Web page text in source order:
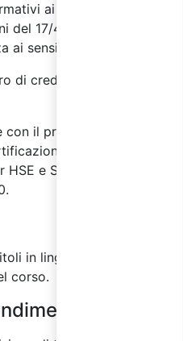
ai sensi dell'allegato
del 17/4/2025, e
ai sensi del D.I. 6/3/13.
di crediti formativi pari
il presente corso sono
delle
e Specialista HSE ai
in lingua italiana per i
corso.